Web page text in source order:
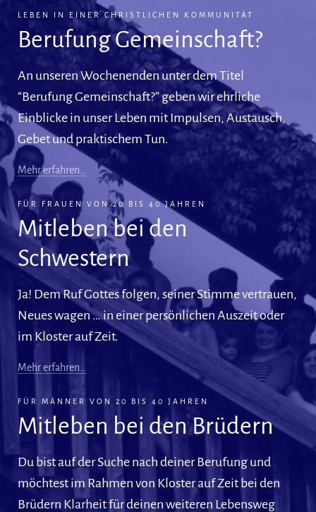
LEBEN IN EINER CHRISTLICHEN KOMMUNITÄT
Berufung Gemeinschaft?
An unseren Wochenenden unter dem Titel
“Berufung Gemeinschaft?” geben wir ehrliche
Einblicke in unser Leben mit Impulsen, Austausch,
Gebet und praktischem Tun.
Mehr erfahren…
FÜR FRAUEN VON 20 BIS 40 JAHREN
Mitleben bei den
Schwestern
Ja! Dem Ruf Gottes folgen, seiner Stimme vertrauen,
Neues wagen … in einer persönlichen Auszeit oder
im Kloster auf Zeit.
Mehr erfahren…
FÜR MÄNNER VON 20 BIS 40 JAHREN
Mitleben bei den Brüdern
Du bist auf der Suche nach deiner Berufung und
möchtest im Rahmen von Kloster auf Zeit bei den
Brüdern Klarheit für deinen weiteren Lebensweg